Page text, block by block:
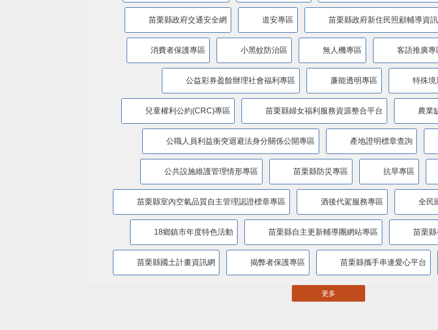
苗栗縣政府交通安全網 道安專區 苗栗縣政府新住民照顧輔導資
消費者保護專區 小黑蚊防治區 無人機專區 客語推廣專
公益彩券盈餘辦理社會福利專區 廉能透明專區 特殊境
兒童權利公約(CRC)專區 苗栗縣婦女福利服務資源整合平台 農業
公職人員利益衝突迴避法身分關係公開專區 產地證明標章查詢
​公共設施維護管理情形專區 苗栗縣防災專區 抗旱專區
苗栗縣室內空氣品質自主管理認證標章專區 酒後代駕服務專區 全民
18鄉鎮市年度特色活動 苗栗縣自主更新輔導團網站專區 苗栗
苗栗縣國土計畫資訊網 揭弊者保護專區 苗栗縣攜手串連愛心平台
更多